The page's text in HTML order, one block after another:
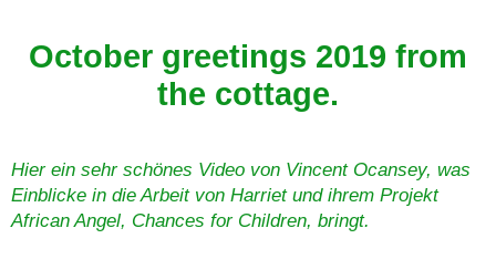
October greetings 2019 from
the cottage.
Hier ein sehr schönes Video von Vincent Ocansey, was
Einblicke in die Arbeit von Harriet und ihrem Projekt
African Angel, Chances for Children, bringt.